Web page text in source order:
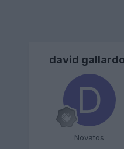
david
Novatos